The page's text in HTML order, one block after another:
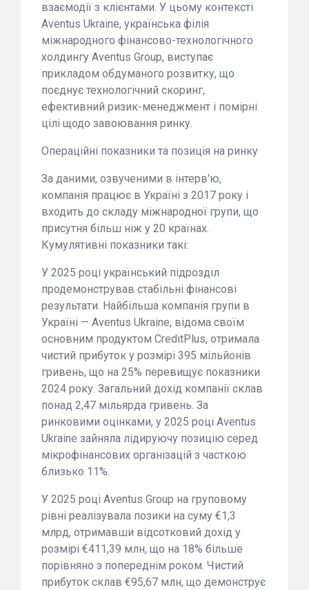
взаємодії з клієнтами. У цьому контексті
Aventus Ukraine, українська філія
міжнародного фінансово-технологічного
холдингу Aventus Group, виступає
прикладом обдуманого розвитку, що
поєднує технологічний скоринг,
ефективний ризик-менеджмент і помірні
цілі щодо завоювання ринку.
Операційні показники та позиція на ринку
За даними, озвученими в інтерв'ю,
компанія працює в Україні з 2017 року і
входить до складу міжнародної групи, що
присутня більш ніж у 20 країнах.
Кумулятивні показники такі:
У 2025 році український підрозділ
продемонстрував стабільні фінансові
результати. Найбільша компанія групи в
Україні — Aventus Ukraine, відома своїм
основним продуктом CreditPlus, отримала
чистий прибуток у розмірі 395 мільйонів
гривень, що на 25% перевищує показники
2024 року. Загальний дохід компанії склав
понад 2,47 мільярда гривень. За
ринковими оцінками, у 2025 році Aventus
Ukraine зайняла лідируючу позицію серед
мікрофінансових організацій з часткою
близько 11%.
У 2025 році Aventus Group на груповому
рівні реалізувала позики на суму €1,3
млрд, отримавши відсотковий дохід у
розмірі €411,39 млн, що на 18% більше
порівняно з попереднім роком. Чистий
прибуток склав €95,67 млн, що демонструє